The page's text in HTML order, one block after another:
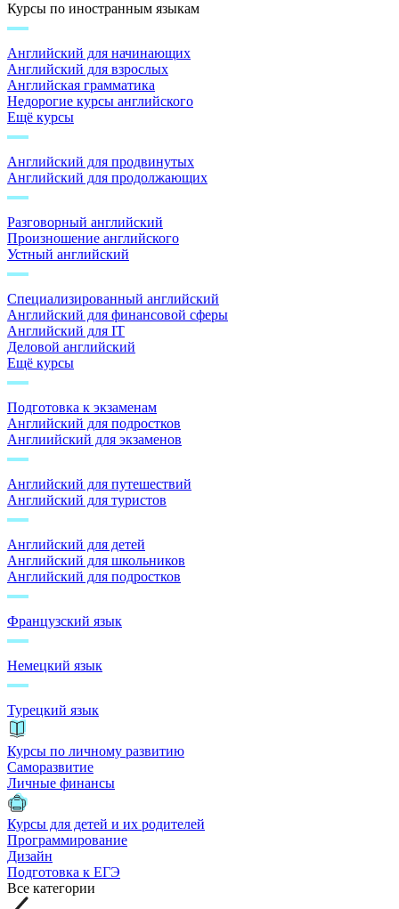
Курсы по иностранным языкам
Английский для начинающих
Английский для взрослых
Английская грамматика
Недорогие курсы английского
Ещё курсы
Английский для продвинутых
Английский для продолжающих
Разговорный английский
Произношение английского
Устный английский
Специализированный английский
Английский для финансовой сферы
Английский для IT
Деловой английский
Ещё курсы
Подготовка к экзаменам
Английский для подростков
Англиийский для экзаменов
Английский для путешествий
Английский для туристов
Английский для детей
Английский для школьников
Английский для подростков
Французский язык
Немецкий язык
Турецкий язык
Курсы по личному развитию
Саморазвитие
Личные финансы
Курсы для детей и их родителей
Программирование
Дизайн
Подготовка к ЕГЭ
Все категории